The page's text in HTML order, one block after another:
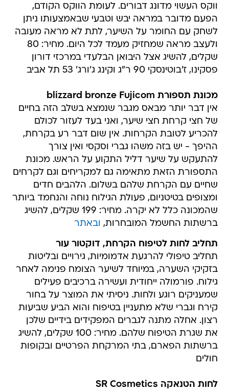
ווקס העשוי מדונג דבורים. לעומת הווקס הקודם,
הפעם מדובר במראה יבש וטבעי שבאמצעותו ניתן
לשחק עם החומר על השיער, לתת לא מראה מעובה
ולעצב מראה שמחזיק מעמד לכל היום. מחיר: 80
שקלים, להשיג אצל היבואן הבלעדי במרכזי דורון
פסקינו, ז'בוטינסקי 90 ר"ג וקינג ג'ורג' 53 תל אביב
מכונת תספורת blizzard bronze Fujicom
אין דבר יותר מבאס מגבר שנמצא בשלב הזה בחיים
של חצי קרחת חצי שיער, ואני בעד לעזור לכולם
להכריע לטובת הקרחות. אין שום דבר רע בקרחת,
ההיפך - יש בזה משהו גברי וסקסי ואין צורך
להתעקש על שיער דליל התקוע על הראש. מכונת
התספורת הזאת מתאימה גם למקריחים וגם לקרחים
שחיים עם הקרחת שלהם בשלום. הלהבים חדים
ומצופים בטיטניום, פעולת הגילוח נוחה והנחמד ביותר
שהמכונה כלל לא יקרה. מחיר: 199 שקלים, להשיג
ברשתות החשמל המובחרות, ובאתר
תחליב לחות לטיפוח הקרחת, דוקטור עור
תחליב טיפולי להרגעת אדמומיות, גירויים ובליטות
בזקיקי השערה, במיוחד לשיער הצומח פנימה לאחר
גילוח. פורמולה ייחודית ועשירה ברכיבים פעילים
שמעניקים רוגע ולחות. ניסיתי את המוצר על בחור
קירח וגברי שלא מתעניין בטיפוח והוא הביע שביעות
רצון. אחלה מתנה לגברים המפקידים בידיים שלכן
את שגרת הטיפוח שלהם. מחיר: 100 שקלים, להשיג
ברשתות הפארם, בתי המרקחת הפרטיים ובקופות
חולים
לחות הטנאקה SR Cosmetics